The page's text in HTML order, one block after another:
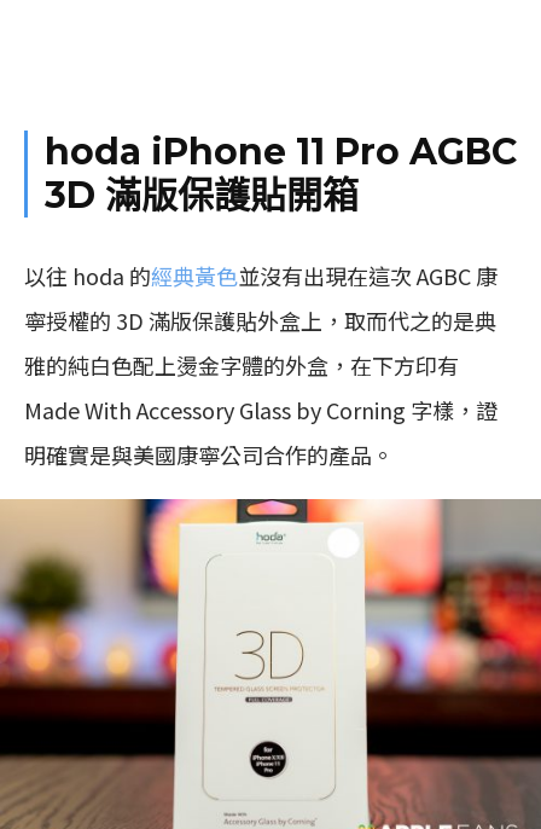
hoda iPhone 11 Pro AGBC
3D 滿版保護貼開箱
以往 hoda 的經典黃色並沒有出現在這次 AGBC 康
寧授權的 3D 滿版保護貼外盒上，取而代之的是典
雅的純白色配上燙金字體的外盒，在下方印有
Made With Accessory Glass by Corning 字樣，證
明確實是與美國康寧公司合作的產品。